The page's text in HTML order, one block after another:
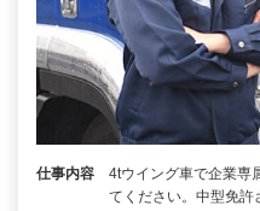
仕事内容
4tウイング車で企業専
てください。中型免許